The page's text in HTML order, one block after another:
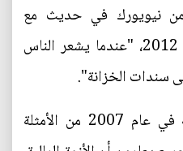
من نيويورك في حديث مع
نيويورك تايمز في مايو/أيار 2012، "عندما يشعر الناس
سندات الخزانة".
كان انفجار الفقاعة العقارية في عام 2007 من الأمثلة